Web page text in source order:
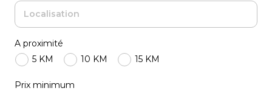
A proximité
5 KM
10 KM 15 KM
Prix minimum